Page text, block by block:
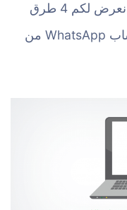
المقدمات حول هذا الموضوع دعونا نعرض لكم 4 طرق
يمكنك الاعتماد عليها لإستخدام واتساب WhatsApp من